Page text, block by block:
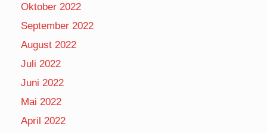
Oktober 2022
September 2022
August 2022
Juli 2022
Juni 2022
Mai 2022
April 2022